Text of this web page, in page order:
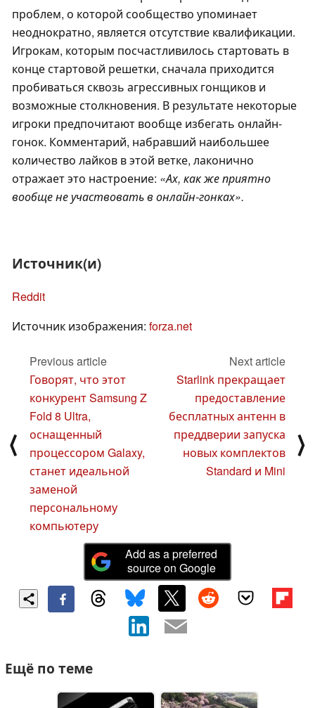
проблем, о которой сообщество упоминает
неоднократно, является отсутствие квалификации.
Игрокам, которым посчастливилось стартовать в
конце стартовой решетки, сначала приходится
пробиваться сквозь агрессивных гонщиков и
возможные столкновения. В результате некоторые
игроки предпочитают вообще избегать онлайн-
гонок. Комментарий, набравший наибольшее
количество лайков в этой ветке, лаконично
отражает это настроение: «Ах, как же приятно
вообще не участвовать в онлайн-гонках».
Источник(и)
Reddit
Источник изображения: forza.net
⟨
Previous article
Говорят, что этот
конкурент Samsung Z
Fold 8 Ultra,
оснащенный
процессором Galaxy,
станет идеальной
заменой
персональному
компьютеру
Next article
Starlink прекращает
предоставление
бесплатных антенн в
преддверии запуска
новых комплектов
Standard и Mini
⟩
Add as a preferred
source on Google
Ещё по теме